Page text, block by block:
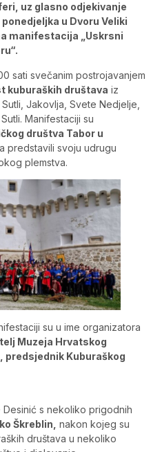
uz glasno odjekivanje
u Dvoru Veliki
manifestacija „Uskrsni
sati svečanim postrojavanjem
kuburaških društava iz
Jakovlja, Svete Nedjelje,
Manifestaciji su
društva Tabor u
predstavili svoju udrugu
plemstva.
su u ime organizatora
Muzeja Hrvatskog
predsjednik Kuburaškog
s nekoliko prigodnih
Škreblin, nakon kojeg su
društava u nekoliko